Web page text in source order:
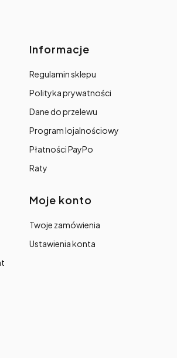
Informacje
Regulamin sklepu
Polityka prywatności
Dane do przelewu
Program lojalnościowy
Płatności PayPo
Raty
Moje konto
Twoje zamówienia
Ustawienia konta